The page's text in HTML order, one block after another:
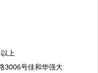
3006号佳和华强大